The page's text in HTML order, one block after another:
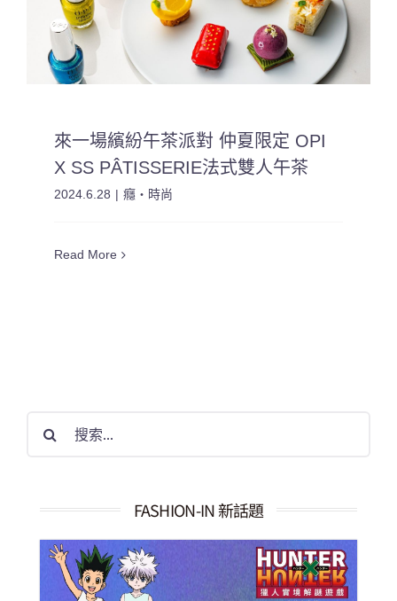
來一場繽紛午茶派對 仲夏限定 OPI
X SS PÂTISSERIE法式雙人午茶
2024.6.28 | 癮・時尚
Read More
果：
FASHION-IN 新話題